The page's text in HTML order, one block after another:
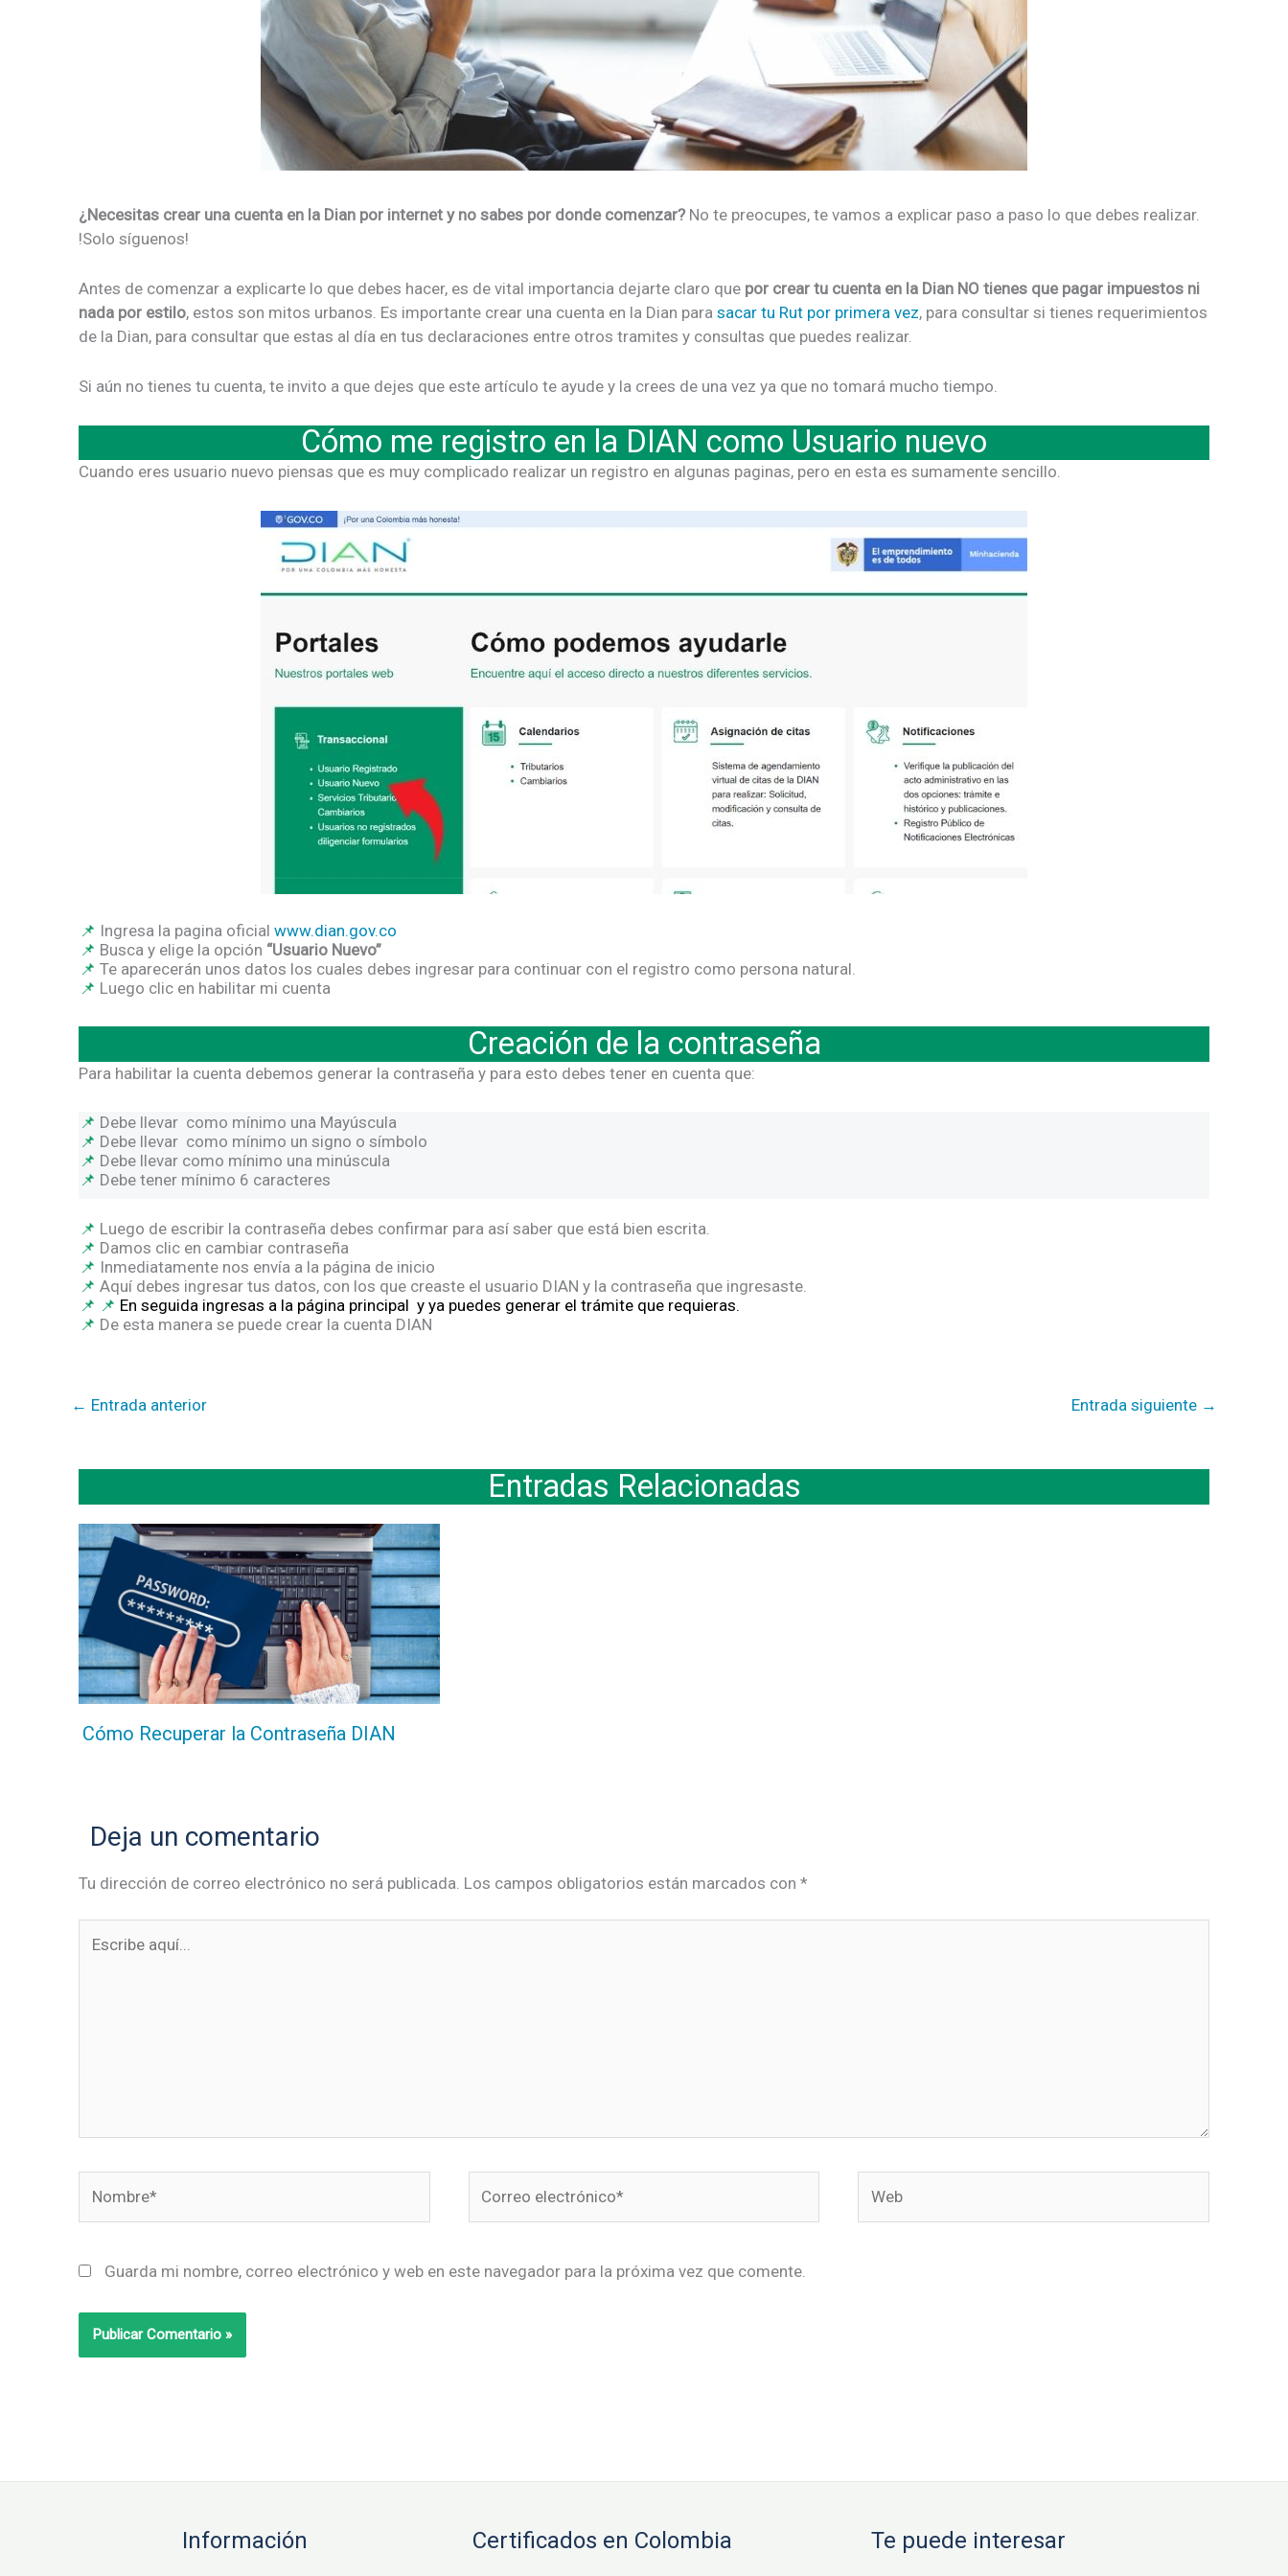
¿Necesitas crear una cuenta en la Dian por internet y no sabes por donde comenzar? No te preocupes, te vamos a explicar paso a paso lo que debes realizar.
!Solo síguenos!
Antes de comenzar a explicarte lo que debes hacer, es de vital importancia dejarte claro que por crear tu cuenta en la Dian NO tienes que pagar impuestos ni
nada por estilo, estos son mitos urbanos. Es importante crear una cuenta en la Dian para sacar tu Rut por primera vez, para consultar si tienes requerimientos
de la Dian, para consultar que estas al día en tus declaraciones entre otros tramites y consultas que puedes realizar.
Si aún no tienes tu cuenta, te invito a que dejes que este artículo te ayude y la crees de una vez ya que no tomará mucho tiempo.
Cómo me registro en la DIAN como Usuario nuevo
Cuando eres usuario nuevo piensas que es muy complicado realizar un registro en algunas paginas, pero en esta es sumamente sencillo.
Ingresa la pagina oficial www.dian.gov.co
Busca y elige la opción “Usuario Nuevo”
Te aparecerán unos datos los cuales debes ingresar para continuar con el registro como persona natural.
Luego clic en habilitar mi cuenta
Creación de la contraseña
Para habilitar la cuenta debemos generar la contraseña y para esto debes tener en cuenta que:
Debe llevar como mínimo una Mayúscula
Debe llevar como mínimo un signo o símbolo
Debe llevar como mínimo una minúscula
Debe tener mínimo 6 caracteres
Luego de escribir la contraseña debes confirmar para así saber que está bien escrita.
Damos clic en cambiar contraseña
Inmediatamente nos envía a la página de inicio
Aquí debes ingresar tus datos, con los que creaste el usuario DIAN y la contraseña que ingresaste.
En seguida ingresas a la página principal y ya puedes generar el trámite que requieras.
De esta manera se puede crear la cuenta DIAN
← Entrada anterior Entrada siguiente →
Entradas Relacionadas
Cómo Recuperar la Contraseña DIAN
Deja un comentario
Tu dirección de correo electrónico no será publicada. Los campos obligatorios están marcados con *
aquí...
electrónico*
Guarda mi nombre, correo electrónico y web en este navegador para la próxima vez que comente.
Información Certificados en Colombia Te puede interesar